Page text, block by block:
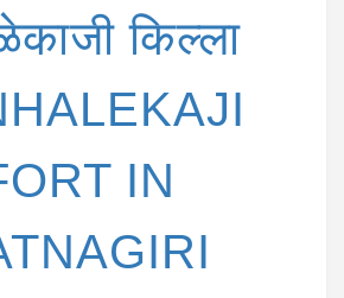
किल्ला
IN